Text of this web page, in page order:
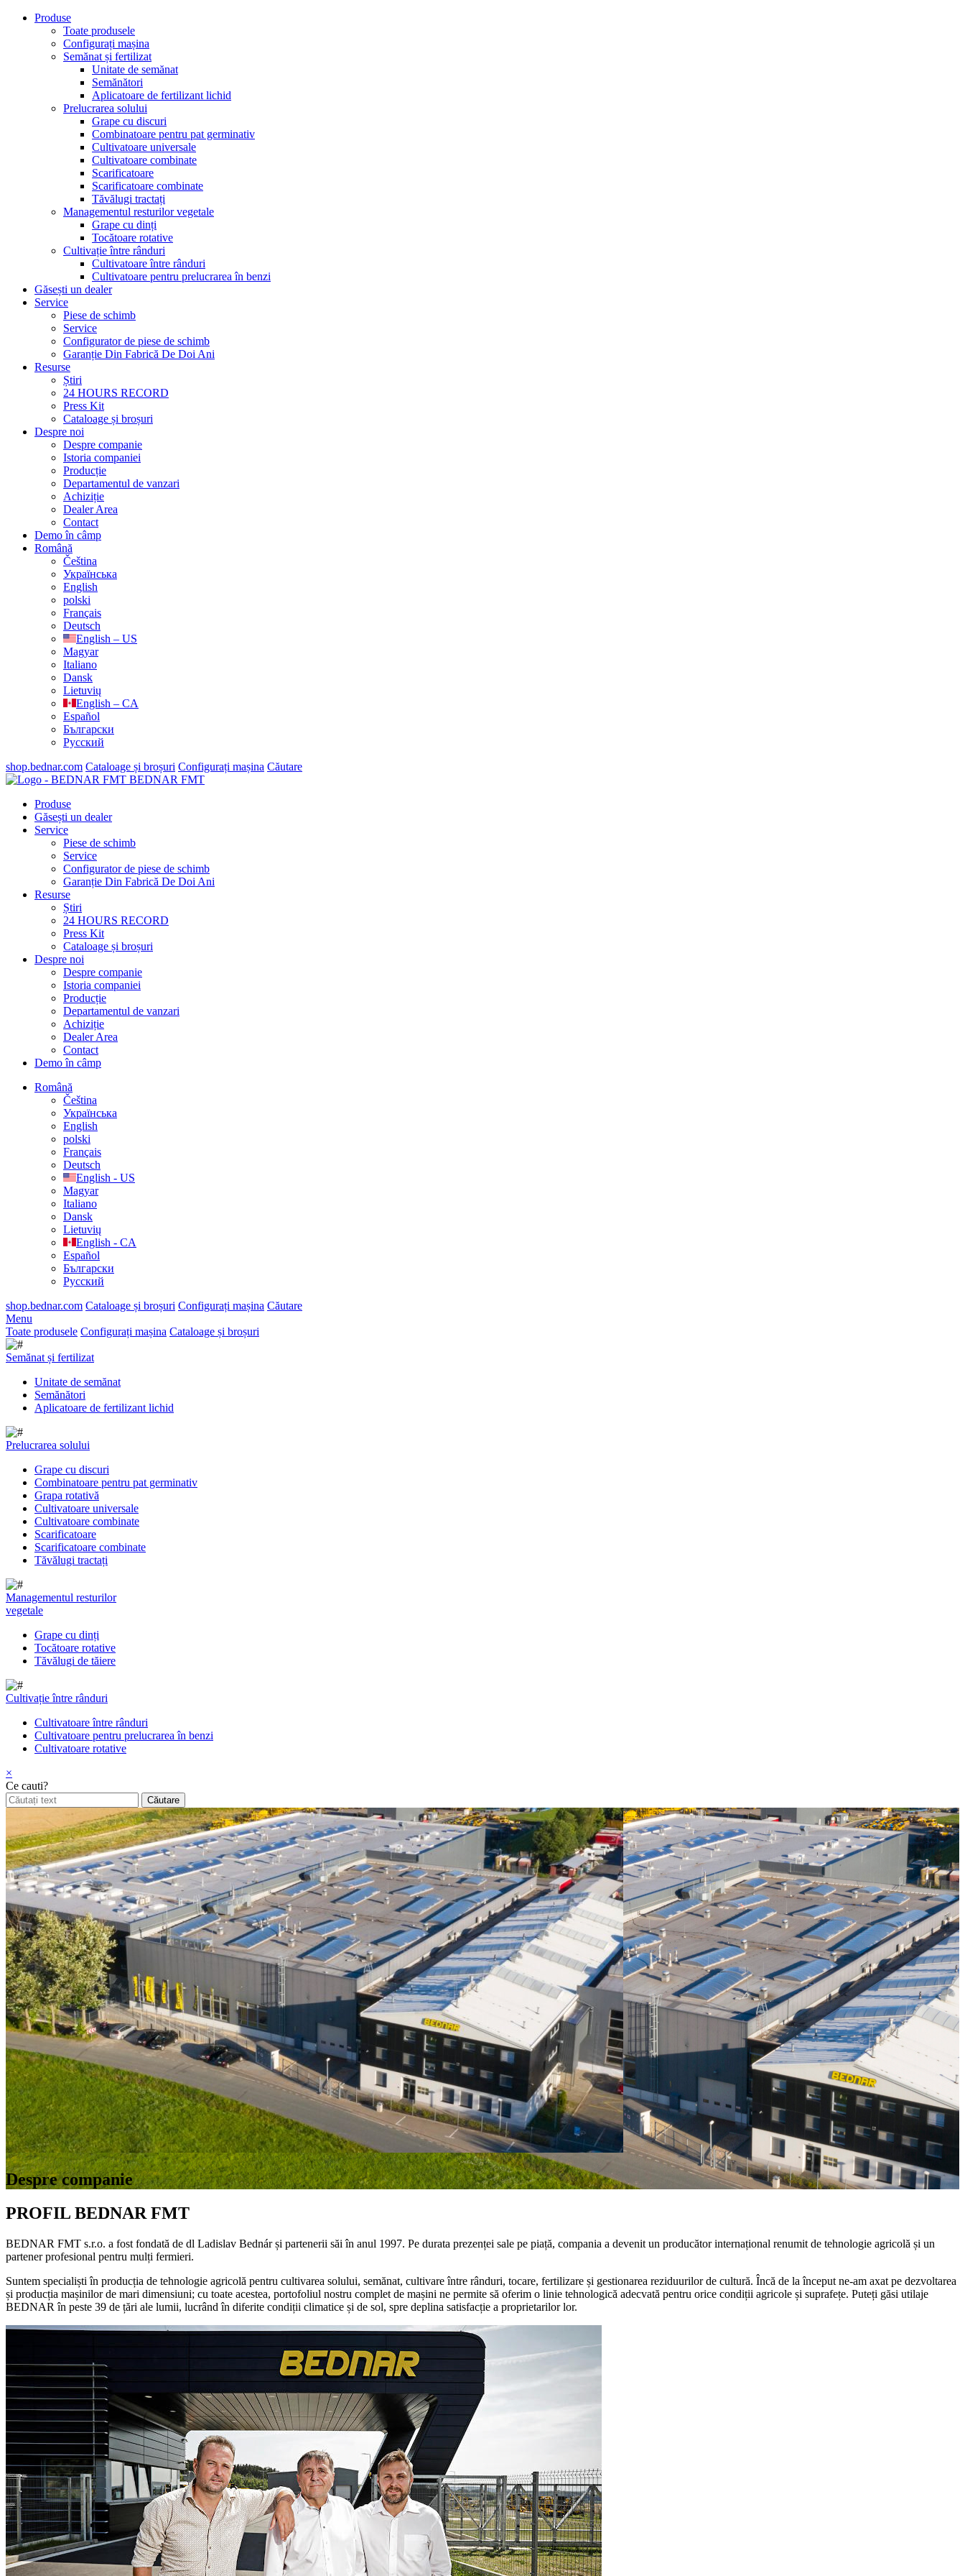
Produse
Toate produsele
Configurați mașina
Semănat și fertilizat
Unitate de semănat
Semănători
Aplicatoare de fertilizant lichid
Prelucrarea solului
Grape cu discuri
Combinatoare pentru pat germinativ
Cultivatoare universale
Cultivatoare combinate
Scarificatoare
Scarificatoare combinate
Tăvălugi tractați
Managementul resturilor vegetale
Grape cu dinți
Tocătoare rotative
Cultivație între rânduri
Cultivatoare între rânduri
Cultivatoare pentru prelucrarea în benzi
Găsești un dealer
Service
Piese de schimb
Service
Configurator de piese de schimb
Garanție Din Fabrică De Doi Ani
Resurse
Știri
24 HOURS RECORD
Press Kit
Cataloage și broșuri
Despre noi
Despre companie
Istoria companiei
Producție
Departamentul de vanzari
Achiziție
Dealer Area
Contact
Demo în câmp
Română
Čeština
Українська
English
polski
Français
Deutsch
English – US
Magyar
Italiano
Dansk
Lietuvių
English – CA
Español
Български
Русский
shop.bednar.com Cataloage și broșuri Configurați mașina Căutare
BEDNAR FMT
Produse
Găsești un dealer
Service
Piese de schimb
Service
Configurator de piese de schimb
Garanție Din Fabrică De Doi Ani
Resurse
Știri
24 HOURS RECORD
Press Kit
Cataloage și broșuri
Despre noi
Despre companie
Istoria companiei
Producție
Departamentul de vanzari
Achiziție
Dealer Area
Contact
Demo în câmp
Română
Čeština
Українська
English
polski
Français
Deutsch
English - US
Magyar
Italiano
Dansk
Lietuvių
English - CA
Español
Български
Русский
shop.bednar.com Cataloage și broșuri Configurați mașina Căutare
Menu
Toate produsele Configurați mașina Cataloage și broșuri
Semănat și fertilizat
Unitate de semănat
Semănători
Aplicatoare de fertilizant lichid
Prelucrarea solului
Grape cu discuri
Combinatoare pentru pat germinativ
Grapa rotativă
Cultivatoare universale
Cultivatoare combinate
Scarificatoare
Scarificatoare combinate
Tăvălugi tractați
Managementul resturilor
vegetale
Grape cu dinți
Tocătoare rotative
Tăvălugi de tăiere
Cultivație între rânduri
Cultivatoare între rânduri
Cultivatoare pentru prelucrarea în benzi
Cultivatoare rotative
×
Ce cauti?
Despre companie
PROFIL BEDNAR FMT
BEDNAR FMT s.r.o. a fost fondată de dl Ladislav Bednár și partenerii săi în anul 1997. Pe durata prezenței sale pe piață, compania a devenit un producător internațional renumit de tehnologie agricolă și un
partener profesional pentru mulți fermieri.
Suntem specialiști în producția de tehnologie agricolă pentru cultivarea solului, semănat, cultivare între rânduri, tocare, fertilizare și gestionarea reziduurilor de cultură. Încă de la început ne-am axat pe dezvoltarea
și producția mașinilor de mari dimensiuni; cu toate acestea, portofoliul nostru complet de mașini ne permite să oferim o linie tehnologică adecvată pentru orice condiții agricole și suprafețe. Puteți găsi utilaje
BEDNAR în peste 39 de țări ale lumii, lucrând în diferite condiții climatice și de sol, spre deplina satisfacție a proprietarilor lor.